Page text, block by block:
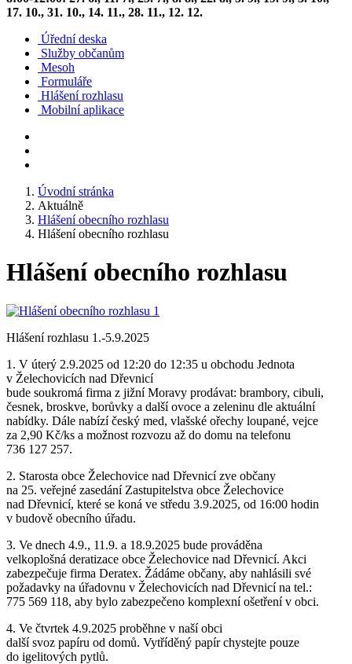
17. 10., 31. 10., 14. 11., 28. 11., 12. 12.
Úřední deska
Služby občanům
Mesoh
Formuláře
Hlášení rozhlasu
Mobilní aplikace
Úvodní stránka
Aktuálně
Hlášení obecního rozhlasu
Hlášení obecního rozhlasu
Hlášení obecního rozhlasu
Hlášení rozhlasu 1.-5.9.2025
1. V úterý 2.9.2025 od 12:20 do 12:35 u obchodu Jednota
v Želechovicích nad Dřevnicí
bude soukromá firma z jižní Moravy prodávat: brambory, cibuli,
česnek, broskve, borůvky a další ovoce a zeleninu dle aktuální
nabídky. Dále nabízí český med, vlašské ořechy loupané, vejce
za 2,90 Kč/ks a možnost rozvozu až do domu na telefonu
736 127 257.
2. Starosta obce Želechovice nad Dřevnicí zve občany
na 25. veřejné zasedání Zastupitelstva obce Želechovice
nad Dřevnicí, které se koná ve středu 3.9.2025, od 16:00 hodin
v budově obecního úřadu.
3. Ve dnech 4.9., 11.9. a 18.9.2025 bude prováděna
velkoplošná deratizace obce Želechovice nad Dřevnicí. Akci
zabezpečuje firma Deratex. Žádáme občany, aby nahlásili své
požadavky na úřadovnu v Želechovicích nad Dřevnicí na tel.:
775 569 118, aby bylo zabezpečeno komplexní ošetření v obci.
4. Ve čtvrtek 4.9.2025 proběhne v naší obci
další svoz papíru od domů. Vytříděný papír chystejte pouze
do igelitových pytlů.